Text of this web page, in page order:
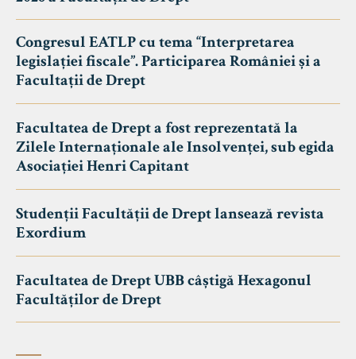
Congresul EATLP cu tema “Interpretarea
legislației fiscale”. Participarea României și a
Facultații de Drept
Facultatea de Drept a fost reprezentată la
Zilele Internaționale ale Insolvenței, sub egida
Asociației Henri Capitant
Studenții Facultății de Drept lansează revista
Exordium
Facultatea de Drept UBB câștigă Hexagonul
Facultăților de Drept